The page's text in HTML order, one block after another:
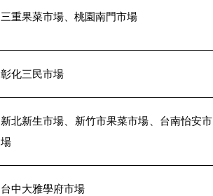
三重果菜市場、桃園南門市場
彰化三民市場
新北新生市場、新竹市果菜市場、台南怡安市
場
台中大雅學府市場